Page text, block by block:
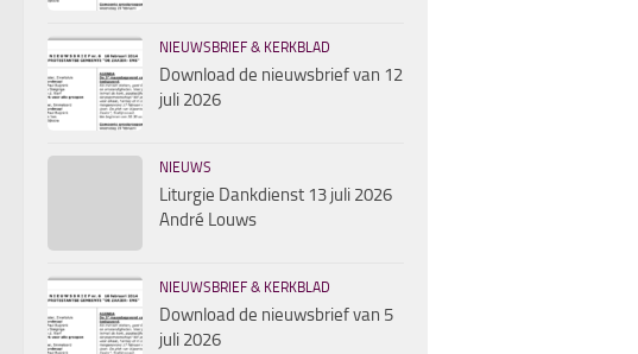
NIEUWSBRIEF & KERKBLAD
Download de nieuwsbrief van 12
juli 2026
NIEUWS
Liturgie Dankdienst 13 juli 2026
André Louws
NIEUWSBRIEF & KERKBLAD
Download de nieuwsbrief van 5
juli 2026